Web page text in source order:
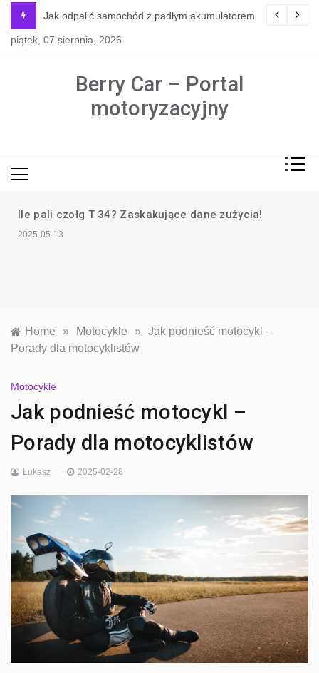
content
naprawdę potrzebne?
Jak odpalić samochód z padłym akumulatorem
piątek, 07 sierpnia, 2026
Berry Car – Portal
motoryzacyjny
Ile pali czołg T 34? Zaskakujące dane zużycia!
2025-05-13
Home » Motocykle » Jak podnieść motocykl –
Porady dla motocyklistów
Motocykle
Jak podnieść motocykl –
Porady dla motocyklistów
Łukasz 2025-02-28